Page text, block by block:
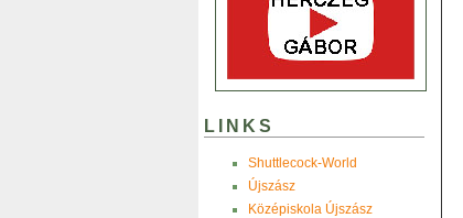
LINKS
Shuttlecock-World
Újszász
Középiskola Újszász